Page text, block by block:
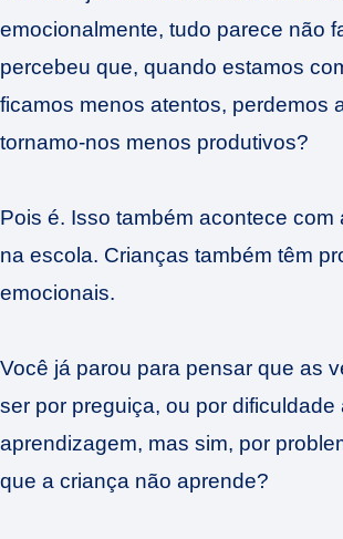
emocionalmente, tudo parece não
percebeu que, quando estamos
ficamos menos atentos, perdemos
tornamo-nos menos produtivos?
Pois é. Isso também acontece com
na escola. Crianças também têm
emocionais.
Você já parou para pensar que as
ser por preguiça, ou por dificuldade
aprendizagem, mas sim, por
que a criança não aprende?